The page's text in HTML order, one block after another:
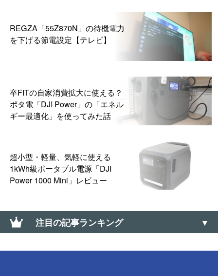
REGZA「55Z870N」の待機電力
を下げる節電設定【テレビ】
卒FITの自家消費拡大に使える？
ポタ電「DJI Power」の「エネル
ギー最適化」を使ってみた話
超小型・軽量、気軽に使える
1kWh級ポータブル電源「DJI
Power 1000 Mini」レビュー
注目の記事ランキング